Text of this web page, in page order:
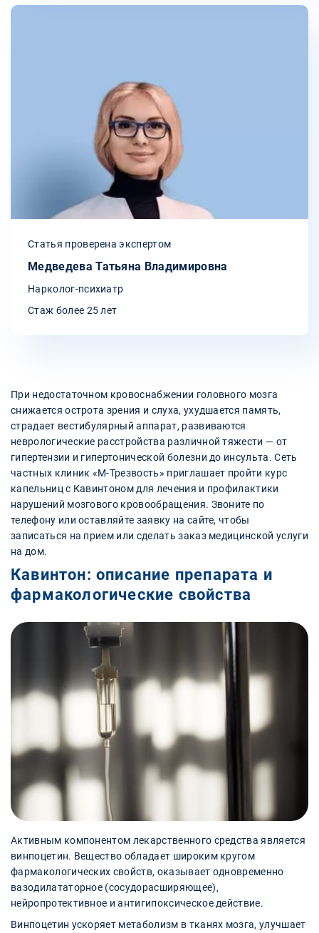
Статья проверена экспертом
Медведева Татьяна Владимировна
Нарколог-психиатр
Стаж более 25 лет
При недостаточном кровоснабжении головного мозга
снижается острота зрения и слуха, ухудшается память,
страдает вестибулярный аппарат, развиваются
неврологические расстройства различной тяжести — от
гипертензии и гипертонической болезни до инсульта. Сеть
частных клиник «М-Трезвость» приглашает пройти курс
капельниц с Кавинтоном для лечения и профилактики
нарушений мозгового кровообращения. Звоните по
телефону или оставляйте заявку на сайте, чтобы
записаться на прием или сделать заказ медицинской услуги
на дом.
Кавинтон: описание препарата и
фармакологические свойства
Активным компонентом лекарственного средства является
винпоцетин. Вещество обладает широким кругом
фармакологических свойств, оказывает одновременно
вазодилататорное (сосудорасширяющее),
нейропротективное и антигипоксическое действие.
Винпоцетин ускоряет метаболизм в тканях мозга, улучшает